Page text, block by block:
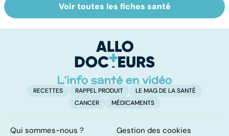
L'eau, source de
vie
Faire du sport à
domicile, c'est
Voir toutes les fiches santé
RECETTES RAPPEL PRODUIT
LE MAG DE LA SANTÉ
CANCER
MÉDICAMENTS
Qui sommes-nous ? Gestion des cookies